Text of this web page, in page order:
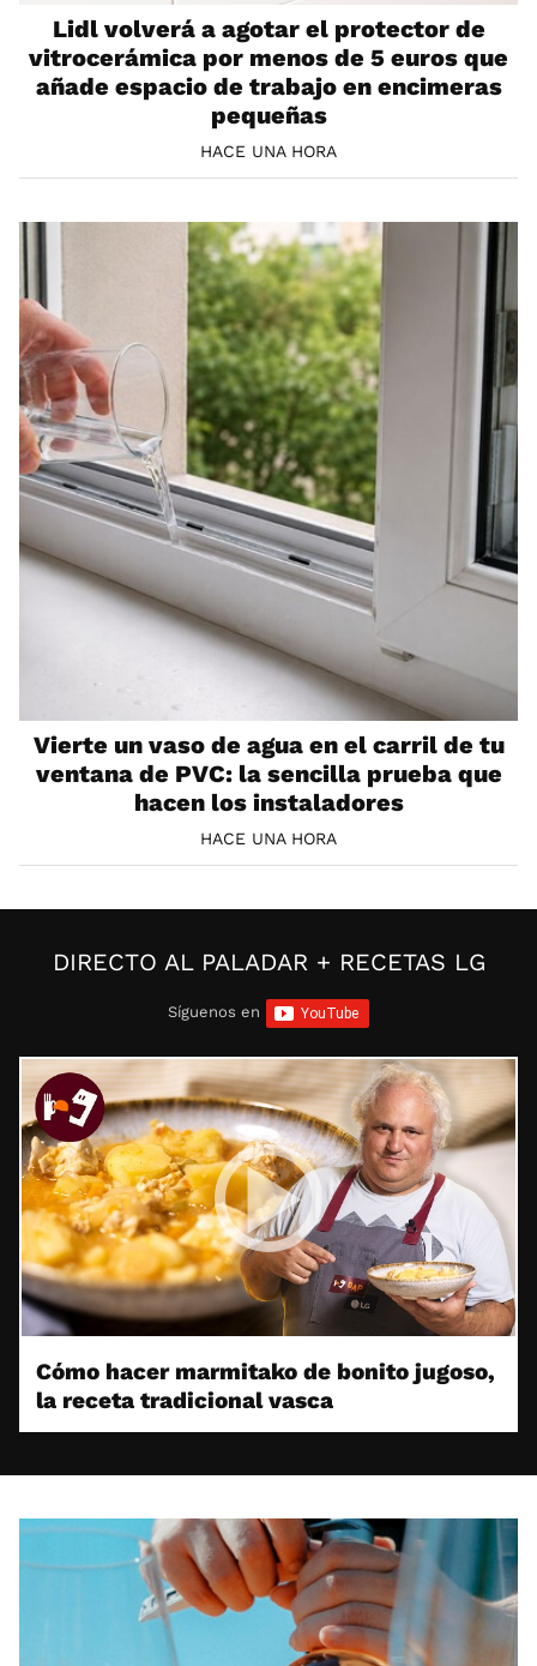
Lidl volverá a agotar el protector de
vitrocerámica por menos de 5 euros que
añade espacio de trabajo en encimeras
pequeñas
HACE UNA HORA
Vierte un vaso de agua en el carril de tu
ventana de PVC: la sencilla prueba que
hacen los instaladores
HACE UNA HORA
DIRECTO AL PALADAR + RECETAS LG
Síguenos en
Cómo hacer marmitako de bonito jugoso,
la receta tradicional vasca